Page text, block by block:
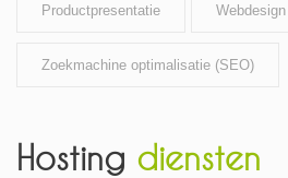
Productpresentatie Webdesign
Zoekmachine optimalisatie (SEO)
Hosting diensten